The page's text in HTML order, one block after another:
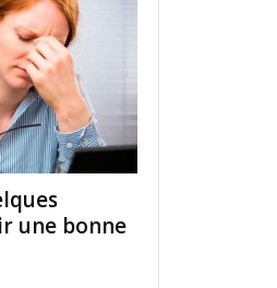
une bonne